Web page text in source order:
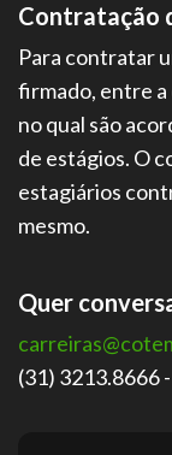
Contratação
Para contratar
firmado, entre a
no qual são
de estágios. O
estagiários
mesmo.
Quer
(31) 3213.8666